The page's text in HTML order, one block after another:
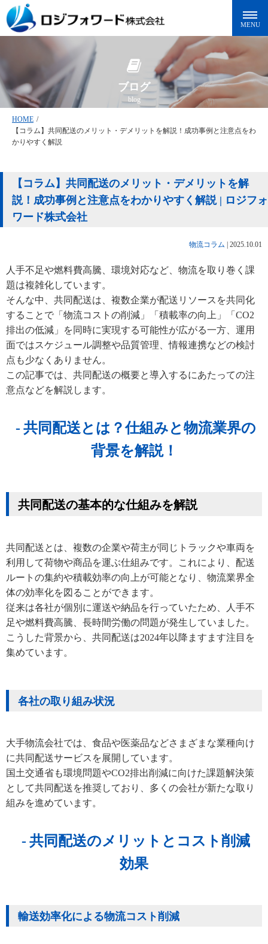
ブログ
blog
HOME /
【コラム】共同配送のメリット・デメリットを解説！成功事例と注意点をわ
かりやすく解説
【コラム】共同配送のメリット・デメリットを解
説！成功事例と注意点をわかりやすく解説 | ロジフォ
ワード株式会社
物流コラム 2025.10.01
人手不足や燃料費高騰、環境対応など、物流を取り巻く課
題は複雑化しています。
そんな中、共同配送は、複数企業が配送リソースを共同化
することで「物流コストの削減」「積載率の向上」「CO2
排出の低減」を同時に実現する可能性が広がる一方、運用
面ではスケジュール調整や品質管理、情報連携などの検討
点も少なくありません。
この記事では、共同配送の概要と導入するにあたっての注
意点などを解説します。
共同配送とは？仕組みと物流業界の
背景を解説！
共同配送の基本的な仕組みを解説
共同配送とは、複数の企業や荷主が同じトラックや車両を
利用して荷物や商品を運ぶ仕組みです。これにより、配送
ルートの集約や積載効率の向上が可能となり、物流業界全
体の効率化を図ることができます。
従来は各社が個別に運送や納品を行っていたため、人手不
足や燃料費高騰、長時間労働の問題が発生していました。
こうした背景から、共同配送は2024年以降ますます注目を
集めています。
各社の取り組み状況
大手物流会社では、食品や医薬品などさまざまな業種向け
に共同配送サービスを展開しています。
国土交通省も環境問題やCO2排出削減に向けた課題解決策
として共同配送を推奨しており、多くの会社が新たな取り
組みを進めています。
共同配送のメリットとコスト削減
効果
輸送効率化による物流コスト削減